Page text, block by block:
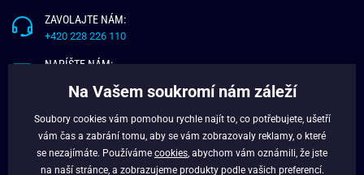
ZAVOLAJTE NÁM:
+420 228 226 110
NAPÍŠTE NÁM:
O NÁS
VĚRNOSTNÍ PROGRAM
Na Vašem soukromí nám záleží
Soubory cookies vám pomohou rychle najít to, co potřebujete, ušetří
vám čas a zabrání tomu, aby se vám zobrazovaly reklamy, o které
se nezajímáte. Používáme cookies , abychom vám oznámili, že jste
na naší stránce, a zobrazujeme produkty podle vašich preferencí.